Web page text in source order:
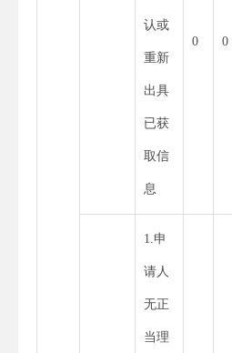
认或
重新
出具
已获
取信
息
0 0
1.申
请人
无正
当理